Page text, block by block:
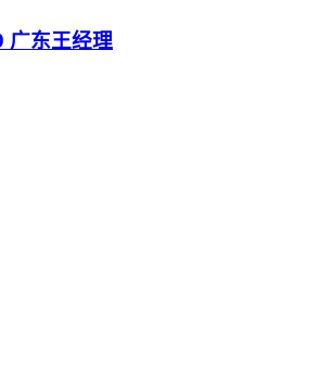
广东王经理